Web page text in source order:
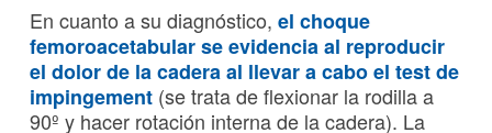
En cuanto a su diagnóstico, el choque
femoroacetabular se evidencia al reproducir
el dolor de la cadera al llevar a cabo el test de
impingement (se trata de flexionar la rodilla a
90º y hacer rotación interna de la cadera). La